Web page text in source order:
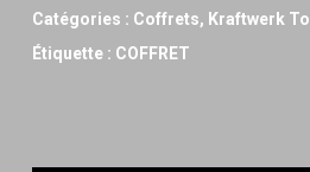
Catégories : Coffrets, Kraftwerk
Étiquette : COFFRET